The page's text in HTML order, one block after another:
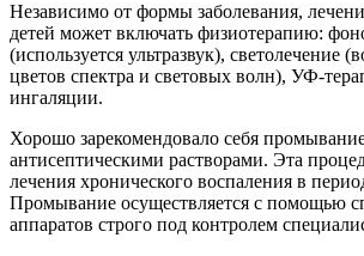
Независимо от формы заболевания,
детей может включать физиотерапию:
(используется ультразвук), светолечение
цветов спектра и световых волн), УФ-
ингаляции.
Хорошо зарекомендовало себя
антисептическими растворами. Эта
лечения хронического воспаления в
Промывание осуществляется с помощью
аппаратов строго под контролем